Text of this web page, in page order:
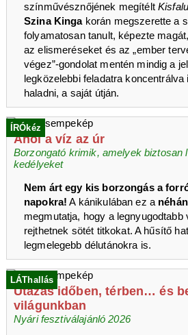
színművésznőjének megítélt
Szina Kingakorán megszerette a
folyamatosan tanult, képezte
az elismeréseket és az „ember
végez”-gondolat mentén mindig a
legközelebbi feladatra
haladni, a saját útján.
ÍRÓkéz
Ahol a víz az úr
Borzongató krimik, amelyek biztosan
kedélyeket
Nem árt egy kis borzongás a
napokra! A kánikulában ez a
megmutatja, hogy a legnyugodtabb
rejthetnek sötét titkokat. A hűsítő
legmelegebb délutánokra is.
LÁThallás
Utazás időben, térben… és
világunkban
Nyári fesztiválajánló 2026